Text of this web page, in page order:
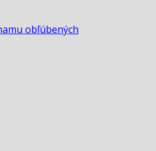
obľúbených